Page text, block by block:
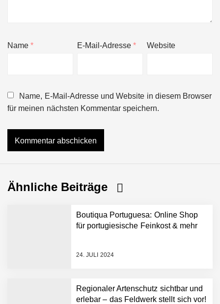
Name* E-Mail-Adresse* Website
Name, E-Mail-Adresse und Website in diesem Browser
für meinen nächsten Kommentar speichern.
Ähnliche Beiträge
Boutiqua Portuguesa: Online Shop
für portugiesische Feinkost & mehr
24. JULI 2024
Regionaler Artenschutz sichtbar und
erlebar – das Feldwerk stellt sich vor!